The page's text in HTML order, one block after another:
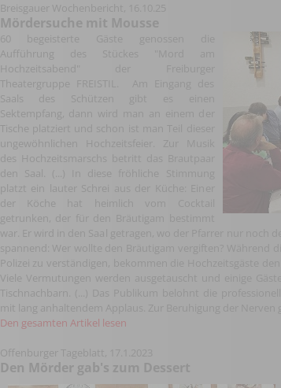
Breisgauer Wochenbericht, 16.10.25
Mördersuche mit Mousse
60 begeisterte Gäste genossen die
Aufführung des Stückes "Mord am
Hochzeitsabend" der Freiburger
Theatergruppe FREISTIL. Am Eingang des
Saals des Schützen gibt es einen
Sektempfang, dann wird man an einem der
Tische platziert und schon ist man Teil dieser
ungewöhnlichen Hochzeitsfeier. Zur Musik
des Hochzeitsmarschs betritt das Brautpaar
den Saal. (...) In diese fröhliche Stimmung
platzt ein lauter Schrei aus der Küche: Einer
der Köche hat heimlich vom Cocktail
getrunken, der für den Bräutigam bestimmt
war. Er wird in den Saal getragen, wo der Pfarrer nur noch
spannend: Wer wollte den Bräutigam vergiften? Während
Polizei zu verständigen, bekommen die Hochzeitsgäste
Viele Vermutungen werden ausgetauscht und einige
Tischnachbarn. (...) Das Publikum belohnt die
mit lang anhaltendem Applaus. Zur Beruhigung der Nerven
Den gesamten Artikel lesen
Offenburger Tageblatt, 17.1.2023
Den Mörder gab's zum Dessert